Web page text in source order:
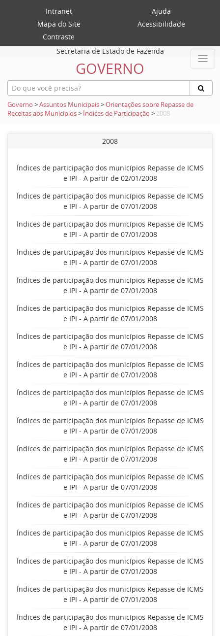
Intranet
Ajuda
Mapa do Site
Acessibilidade
Contraste
Secretaria de Estado de Fazenda
GOVERNO
Governo >Assuntos Municipais>Orientações sobre Repasse de
Receitas aos Municípios> Índices de Participação > 2008
2008
Índices de participação dos municípios Repasse de ICMS
e IPI - A partir de 02/01/2008
Índices de participação dos municípios Repasse de ICMS
e IPI - A partir de 07/01/2008
Índices de participação dos municípios Repasse de ICMS
e IPI - A partir de 07/01/2008
Índices de participação dos municípios Repasse de ICMS
e IPI - A partir de 07/01/2008
Índices de participação dos municípios Repasse de ICMS
e IPI - A partir de 07/01/2008
Índices de participação dos municípios Repasse de ICMS
e IPI - A partir de 07/01/2008
Índices de participação dos municípios Repasse de ICMS
e IPI - A partir de 07/01/2008
Índices de participação dos municípios Repasse de ICMS
e IPI - A partir de 07/01/2008
Índices de participação dos municípios Repasse de ICMS
e IPI - A partir de 07/01/2008
Índices de participação dos municípios Repasse de ICMS
e IPI - A partir de 07/01/2008
Índices de participação dos municípios Repasse de ICMS
e IPI - A partir de 07/01/2008
Índices de participação dos municípios Repasse de ICMS
e IPI - A partir de 07/01/2008
Índices de participação dos municípios Repasse de ICMS
e IPI - A partir de 07/01/2008
Índices de participação dos municípios Repasse de ICMS
e IPI - A partir de 07/01/2008
Índices de participação dos municípios Repasse de ICMS
e IPI - A partir de 07/01/2008
Índices de participação dos municípios Repasse de ICMS
e IPI - A partir de 07/01/2008
Índices de participação dos municípios Repasse de ICMS
e IPI - A partir de 07/01/2008